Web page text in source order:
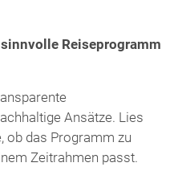
Reiseprogramm
Ansätze. Lies
ob das Programm zu
Zeitrahmen passt.